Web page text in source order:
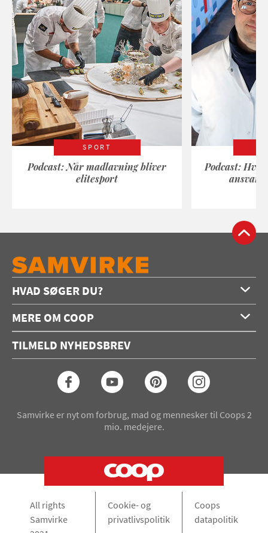
SPORT
Podcast: Når madlavning bliver
elitesport
Podcast:
HVAD SØGER DU?
Forside
Opskrifter
Konkurrencer
MERE OM COOP
Annoncering
Coop medlem
TILMELD NYHEDSBREV
Samvirke er nyt om forbrug, mad og mennesker til Coops 2
mio. medejere.
All rights
Samvirke
Cookie- og
privatlivspolitik
Coops
datapolitik